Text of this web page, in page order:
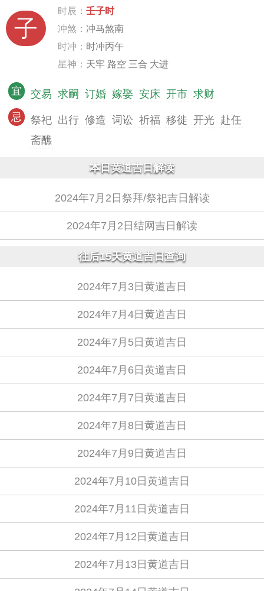
子
时辰： 壬子时
冲煞： 冲马煞南
时冲： 时冲丙午
星神： 天牢 路空 三合 大进
宜 交易 求嗣 订婚 嫁娶 安床 开市 求财
忌 祭祀 出行 修造 词讼 祈福 移徙 开光 赴任
斋醮
本日黄道吉日解读
2024年7月2日祭拜/祭祀吉日解读
2024年7月2日结网吉日解读
往后15天黄道吉日查询
2024年7月3日黄道吉日
2024年7月4日黄道吉日
2024年7月5日黄道吉日
2024年7月6日黄道吉日
2024年7月7日黄道吉日
2024年7月8日黄道吉日
2024年7月9日黄道吉日
2024年7月10日黄道吉日
2024年7月11日黄道吉日
2024年7月12日黄道吉日
2024年7月13日黄道吉日